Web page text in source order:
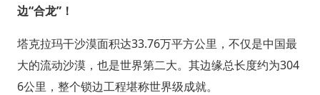
边“合龙”！
塔克拉玛干沙漠面积达33.76万平方公里，不仅是中国最
大的流动沙漠，也是世界第二大。其边缘总长度约为304
6公里，整个锁边工程堪称世界级成就。